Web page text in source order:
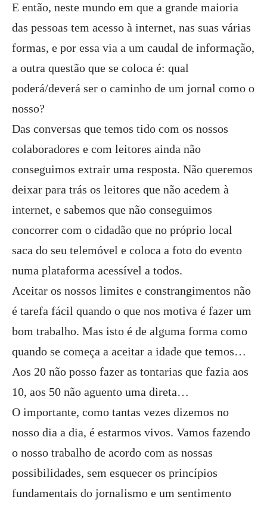
E então, neste mundo em que a grande maioria
das pessoas tem acesso à internet, nas suas várias
formas, e por essa via a um caudal de informação,
a outra questão que se coloca é: qual
poderá/deverá ser o caminho de um jornal como o
nosso?
Das conversas que temos tido com os nossos
colaboradores e com leitores ainda não
conseguimos extrair uma resposta. Não queremos
deixar para trás os leitores que não acedem à
internet, e sabemos que não conseguimos
concorrer com o cidadão que no próprio local
saca do seu telemóvel e coloca a foto do evento
numa plataforma acessível a todos.
Aceitar os nossos limites e constrangimentos não
é tarefa fácil quando o que nos motiva é fazer um
bom trabalho. Mas isto é de alguma forma como
quando se começa a aceitar a idade que temos…
Aos 20 não posso fazer as tontarias que fazia aos
10, aos 50 não aguento uma direta…
O importante, como tantas vezes dizemos no
nosso dia a dia, é estarmos vivos. Vamos fazendo
o nosso trabalho de acordo com as nossas
possibilidades, sem esquecer os princípios
fundamentais do jornalismo e um sentimento